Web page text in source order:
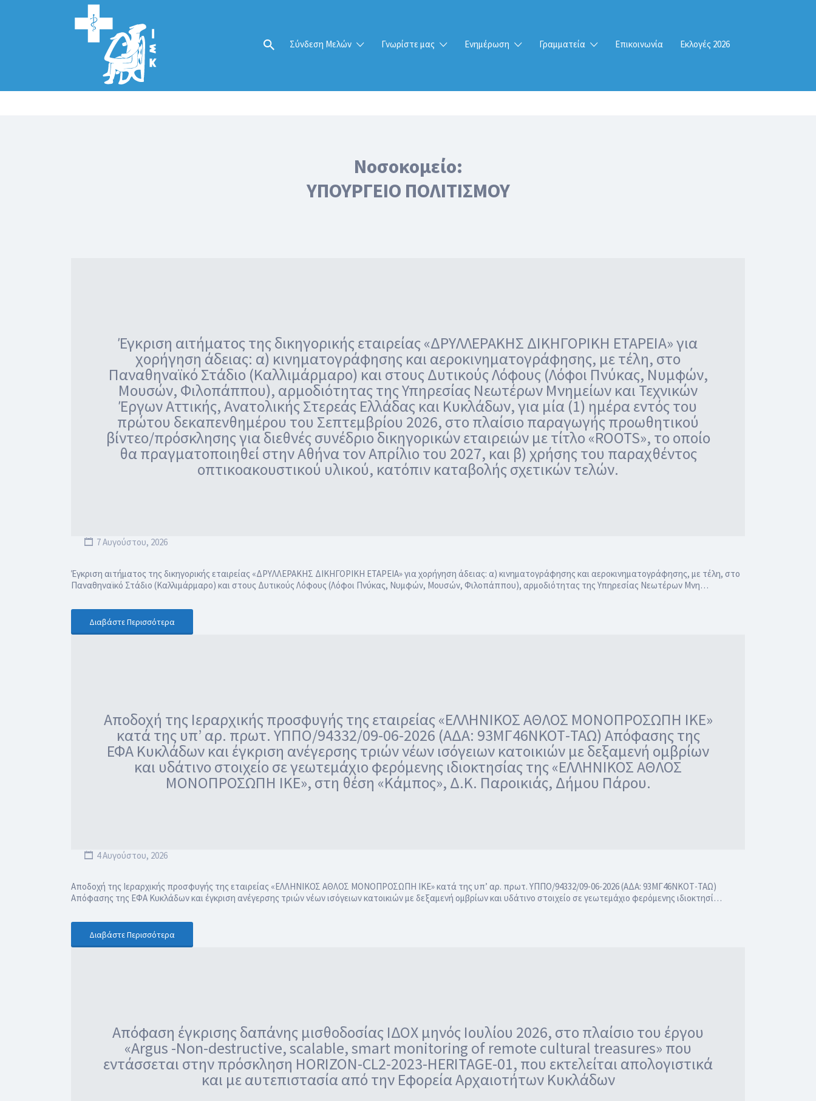
Σύνδεση Μελών Γνωρίστε μας Ενημέρωση Γραμματεία Επικοινωνία Εκλογές 2026
Αναζήτηση
για:
Νοσοκομείο:
ΥΠΟΥΡΓΕΙΟ ΠΟΛΙΤΙΣΜΟΥ
Έγκριση αιτήματος της δικηγορικής εταιρείας «ΔΡΥΛΛΕΡΑΚΗΣ ΔΙΚΗΓΟΡΙΚΗ ΕΤΑΡΕΙΑ» για
χορήγηση άδειας: α) κινηματογράφησης και αεροκινηματογράφησης, με τέλη, στο
Παναθηναϊκό Στάδιο (Καλλιμάρμαρο) και στους Δυτικούς Λόφους (Λόφοι Πνύκας, Νυμφών,
Μουσών, Φιλοπάππου), αρμοδιότητας της Υπηρεσίας Νεωτέρων Μνημείων και Τεχνικών
Έργων Αττικής, Ανατολικής Στερεάς Ελλάδας και Κυκλάδων, για μία (1) ημέρα εντός του
πρώτου δεκαπενθημέρου του Σεπτεμβρίου 2026, στο πλαίσιο παραγωγής προωθητικού
βίντεο/πρόσκλησης για διεθνές συνέδριο δικηγορικών εταιρειών με τίτλο «ROOTS», το οποίο
θα πραγματοποιηθεί στην Αθήνα τον Απρίλιο του 2027, και β) χρήσης του παραχθέντος
οπτικοακουστικού υλικού, κατόπιν καταβολής σχετικών τελών.
7 Αυγούστου, 2026
Έγκριση αιτήματος της δικηγορικής εταιρείας «ΔΡΥΛΛΕΡΑΚΗΣ ΔΙΚΗΓΟΡΙΚΗ ΕΤΑΡΕΙΑ» για χορήγηση άδειας: α) κινηματογράφησης και αεροκινηματογράφησης, με τέλη, στο
Παναθηναϊκό Στάδιο (Καλλιμάρμαρο) και στους Δυτικούς Λόφους (Λόφοι Πνύκας, Νυμφών, Μουσών, Φιλοπάππου), αρμοδιότητας της Υπηρεσίας Νεωτέρων Μνη…
Διαβάστε Περισσότερα
Αποδοχή της Ιεραρχικής προσφυγής της εταιρείας «ΕΛΛΗΝΙΚΟΣ ΑΘΛΟΣ ΜΟΝΟΠΡΟΣΩΠΗ ΙΚΕ»
κατά της υπ’ αρ. πρωτ. ΥΠΠΟ/94332/09-06-2026 (ΑΔΑ: 93ΜΓ46ΝΚΟΤ-ΤΑΩ) Απόφασης της
ΕΦΑ Κυκλάδων και έγκριση ανέγερσης τριών νέων ισόγειων κατοικιών με δεξαμενή ομβρίων
και υδάτινο στοιχείο σε γεωτεμάχιο φερόμενης ιδιοκτησίας της «ΕΛΛΗΝΙΚΟΣ ΑΘΛΟΣ
ΜΟΝΟΠΡΟΣΩΠΗ ΙΚΕ», στη θέση «Κάμπος», Δ.Κ. Παροικιάς, Δήμου Πάρου.
4 Αυγούστου, 2026
Αποδοχή της Ιεραρχικής προσφυγής της εταιρείας «ΕΛΛΗΝΙΚΟΣ ΑΘΛΟΣ ΜΟΝΟΠΡΟΣΩΠΗ ΙΚΕ» κατά της υπ’ αρ. πρωτ. ΥΠΠΟ/94332/09-06-2026 (ΑΔΑ: 93ΜΓ46ΝΚΟΤ-ΤΑΩ)
Απόφασης της ΕΦΑ Κυκλάδων και έγκριση ανέγερσης τριών νέων ισόγειων κατοικιών με δεξαμενή ομβρίων και υδάτινο στοιχείο σε γεωτεμάχιο φερόμενης ιδιοκτησί…
Διαβάστε Περισσότερα
Απόφαση έγκρισης δαπάνης μισθοδοσίας ΙΔΟΧ μηνός Ιουλίου 2026, στο πλαίσιο του έργου
«Argus -Νon-destructive, scalable, smart monitoring of remote cultural treasures» που
εντάσσεται στην πρόσκληση HORIZON-CL2-2023-HERITAGE-01, που εκτελείται απολογιστικά
και με αυτεπιστασία από την Εφορεία Αρχαιοτήτων Κυκλάδων